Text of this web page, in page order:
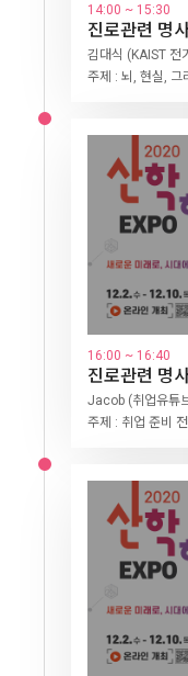
게임 기획자가 되
15:00~15:30
원격 수업 연수1
15:30~16:00
원격 수업 상호작용
17:00~17:30
구글 도구 활용하기
17:30~18:00
구글사이트 도구,
새로운 미래
10:00~11:00
인공지능의 시대의
11:00~12:00
뇌공학자, 인공지
14:00~15:00
스토리텔링의 이해
15:00~15:30
4차 산업 혁명 시
16:00~17:00
웹소설 작가 되기
17:00~18:00
웹툰 작가 되기
가자! 미래교
10:00~12:00
2020 SAH(4)차
14:00 ~ 17:00
제 4회 대학
LINC+ 캡스
14:00 ~ 17:00
LINC+참여 대학
15:30 ~ 18:00
LINC+ 사회맞춤
유도하여 청년 일
+사업 성과확산 및
16:00 ~ 18:00
2020 창업교
지역 창업 교육 생
12.4 종일
LINC+ 캡스
캡스톤디자인 경
게임 기획자
엔씨소프트 한재혁
15:00 ~ 15:30
원격 수업 연
사용하기
김병석 선생님
15:30 ~ 16:00
스토리탤링의
24블록 후크의 마
15:00 ~ 15:30
넷플릭스 추
성균관대 김재광 교
15:30 ~ 16:00
4차 산업 혁
15:30 ~ 18:10
산학협력 포럼
※ 본 포럼자료의
교육부 및 한국
12.7 종일
람자 모의 투자 진
14:50 ~ 15:30
진로관련 명
플레르 (유튜브 게
16:00 ~ 17:30
진로관련 명
서경덕 (성신여자
14:00 ~ 15:30
진로관련 명
김대식 (KAIST 전
주제 : 뇌, 현실, 그
16:00 ~ 16:40
진로관련 명
Jacob (취업유튜
주제 : 취업 준비
15:30 ~ 16:30
폐회식 및 시
12.10 종일
BRIDG+ 수
산학협력 성과 기